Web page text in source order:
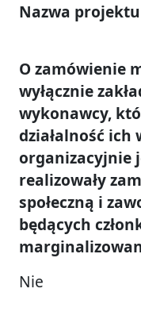
Nazwa
O zamówienie
wyłącznie
wykonawcy,
działalność
organizacyjnie
realizowały
społeczną i
będących
Nie